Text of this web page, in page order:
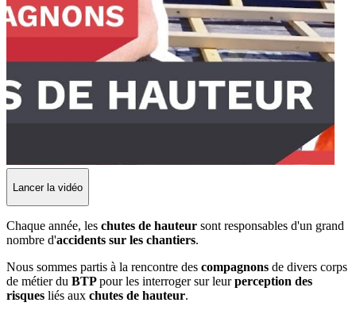
Lancer la vidéo
Chaque année, les chutes de hauteur sont responsables d'un grand
nombre d'accidents sur les chantiers.
Nous sommes partis à la rencontre des compagnons de divers corps
de métier du BTPpour les interroger sur leurperception des
risques liés aux chutes de hauteur.